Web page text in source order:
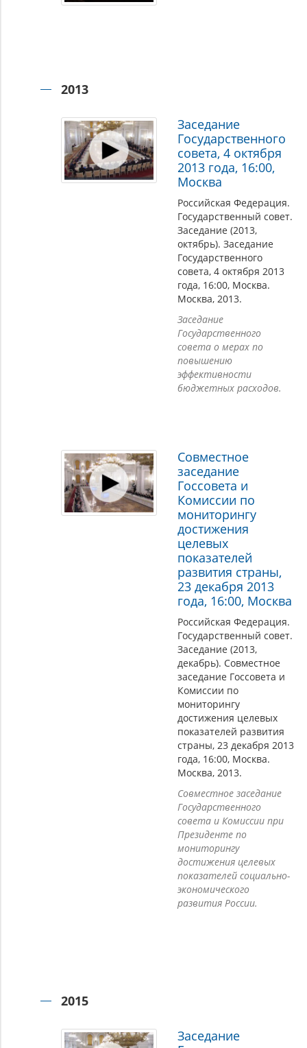
2013
Заседание
Государственного
совета, 4 октября
2013 года, 16:00,
Москва
Российская Федерация.
Государственный совет.
Заседание (2013,
октябрь). Заседание
Государственного
совета, 4 октября 2013
года, 16:00, Москва.
Москва, 2013.
Заседание
Государственного
совета о мерах по
повышению
эффективности
бюджетных расходов.
Совместное
заседание
Госсовета и
Комиссии по
мониторингу
достижения
целевых
показателей
развития страны,
23 декабря 2013
года, 16:00, Москва
Российская Федерация.
Государственный совет.
Заседание (2013,
декабрь). Совместное
заседание Госсовета и
Комиссии по
мониторингу
достижения целевых
показателей развития
страны, 23 декабря 2013
года, 16:00, Москва.
Москва, 2013.
Совместное заседание
Государственного
совета и Комиссии при
Президенте по
мониторингу
достижения целевых
показателей социально-
экономического
развития России.
2015
Заседание